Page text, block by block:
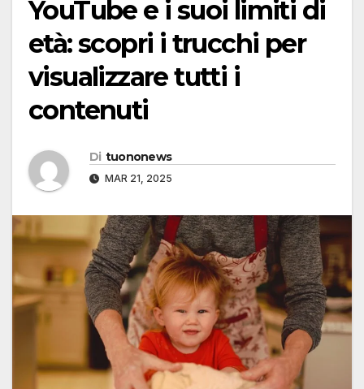
YouTube e i suoi limiti di
età: scopri i trucchi per
visualizzare tutti i
contenuti
Di tuononews
MAR 21, 2025